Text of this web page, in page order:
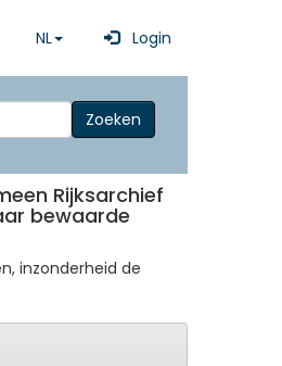
NL Login
Zoeken
Rijksarchief
bewaarde
inzonderheid de